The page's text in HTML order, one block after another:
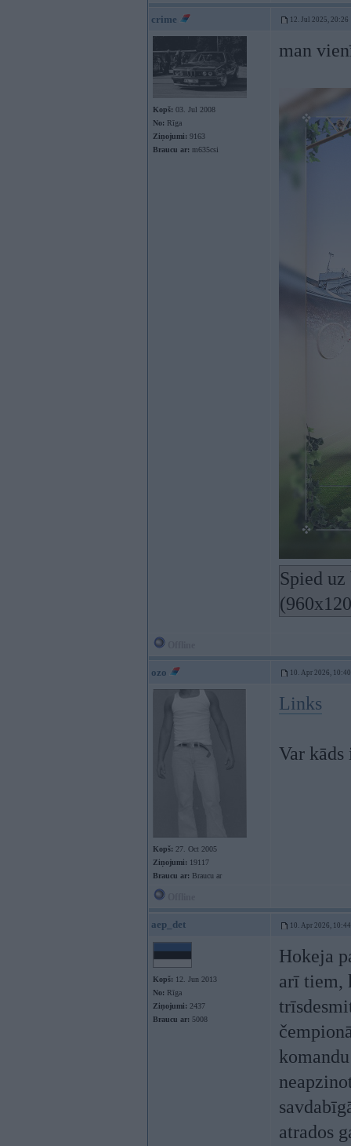
crime 12. Jul 2025, 20:26
Kopš: 03. Jul 2008
No: Rīga
Ziņojumi: 9163
Braucu ar: m635csi
man
Spied
ozo 10. Apr 2026, 10:40
Kopš: 27. Oct 2005
Ziņojumi: 19117
Braucu ar: Braucu ar
Links
Var
aep_det 10. Apr 2026, 10:44
Kopš: 12. Jun 2013
No: Rīga
Ziņojumi: 2437
Braucu ar: 5008
Hokeja
arī tiem,
atrados